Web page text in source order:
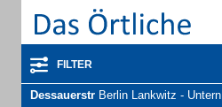
FILTER
Dessauerstr Berlin Lankwitz - Unternehmen und Personen